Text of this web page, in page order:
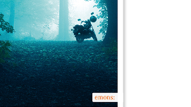
& Tatorte
Keine Gutenachtgeschichte